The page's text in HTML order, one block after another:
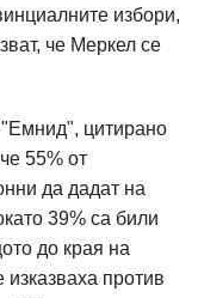
избори,
че Меркел се
"Емнид", цитирано
55% от
да дадат на
39% са били
до края на
изказваха против